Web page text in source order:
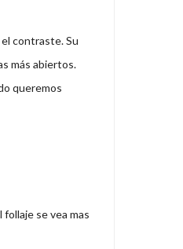
contraste. Su
más abiertos.
queremos
se vea mas